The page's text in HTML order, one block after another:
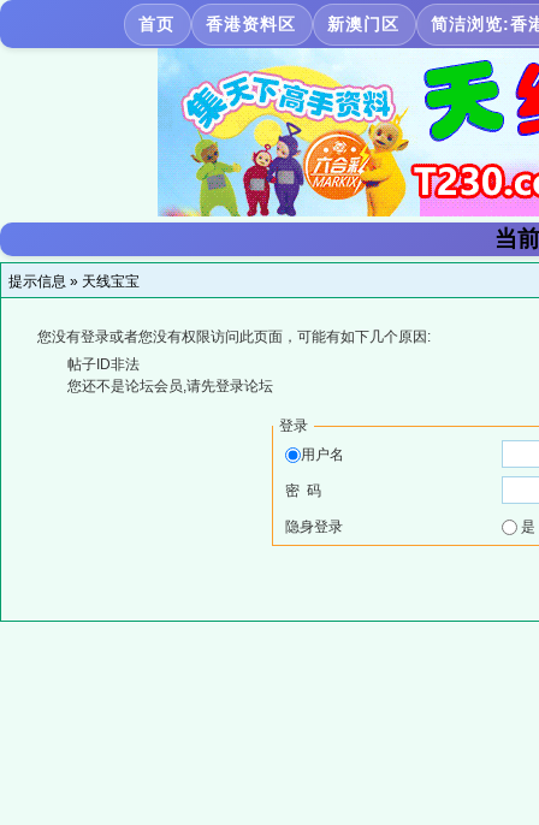
首页 香港资料区 新澳门区 简洁浏览:香
当
提示信息 » 天线宝宝
您没有登录或者您没有权限访问此页面，可能有如下几个原因:
帖子ID非法
您还不是论坛会员,请先登录论坛
登录
用户名
密 码
隐身登录